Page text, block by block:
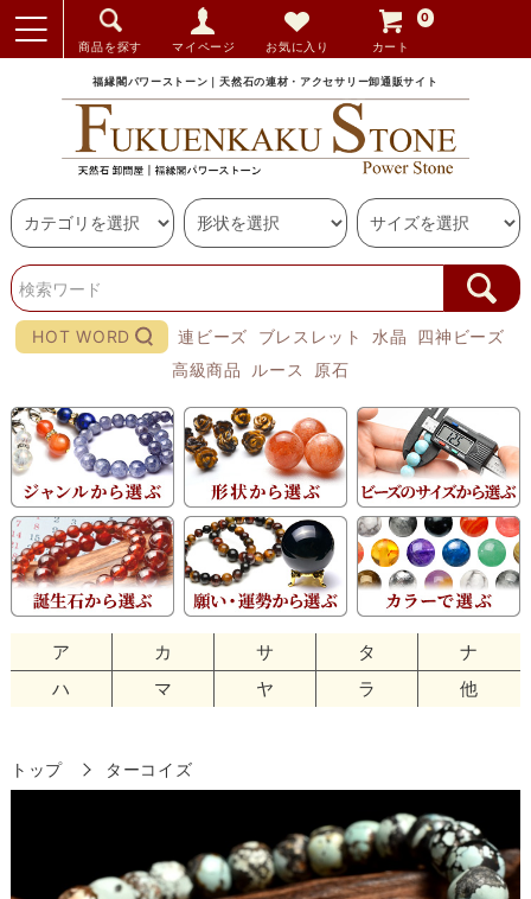
商品を探す マイページ お気に入り カート
0
福縁閣パワーストーン｜天然石の連材・アクセサリー卸通販サイト
HOT WORD 連ビーズ ブレスレット 水晶
四神ビーズ
高級商品
ルース 原石
ア カ サ タ
ナ
ハ
マ ヤ ラ 他
トップ ターコイズ